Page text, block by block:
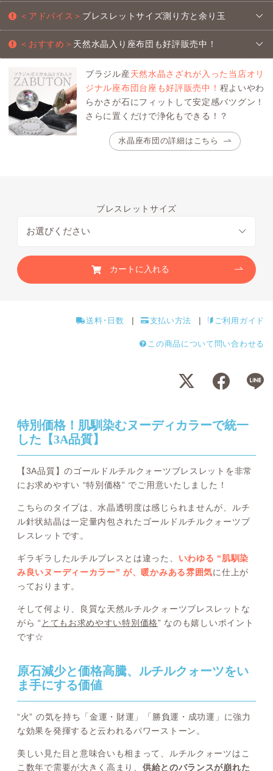
＜アドバイス＞ ブレスレットサイズ測り方と余り玉
＜おすすめ＞ 天然水晶入り座布団も好評販売中！
ブラジル産天然水晶さざれが入った当店オリ
ジナル座布団台座も好評販売中！ 程よいやわ
らかさが石にフィットして安定感バツグン！
さらに置くだけで浄化もできる！？
水晶座布団の詳細はこちら
ブレスレットサイズ
カートに入れる
送料･日数 支払い方法 ご利用ガイド
この商品について問い合わせる
特別価格！肌馴染むヌーディカラーで統一
した【3A品質】
【3A品質】のゴールドルチルクォーツブレスレットを非常
にお求めやすい “特別価格” でご用意いたしました！
こちらのタイプは、水晶透明度は感じられませんが、ルチ
ル針状結晶は一定量内包されたゴールドルチルクォーツブ
レスレットです。
ギラギラしたルチルブレスとは違った、 いわゆる “肌馴染
み良いヌーディーカラー” が、暖かみある雰囲気に仕上が
っております。
そして何より、良質な天然ルチルクォーツブレスレットな
がら “ とてもお求めやすい特別価格” なのも嬉しいポイント
です☆
原石減少と価格高騰、ルチルクォーツをい
ま手にする価値
“火” の気を持ち「金運・財運」「勝負運・成功運」に強力
な効果を発揮すると云われるパワーストーン。
美しい見た目と意味合いも相まって、ルチルクォーツはこ
こ数年で需要が大きく高まり、 供給とのバランスが崩れた